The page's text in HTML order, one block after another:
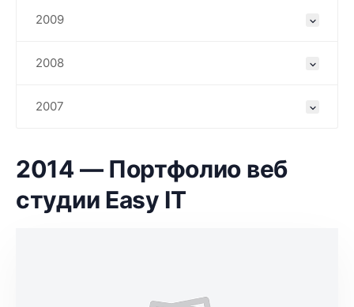
2009
2008
2007
2014 — Портфолио веб
студии Easy IT